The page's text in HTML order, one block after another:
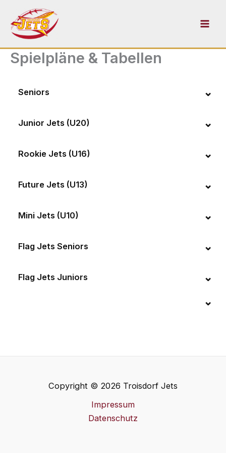
Inhalt
springen
Spielpläne & Tabellen
Seniors
Junior Jets (U20)
Rookie Jets (U16)
Future Jets (U13)
Mini Jets (U10)
Flag Jets Seniors
Flag Jets Juniors
Copyright © 2026 Troisdorf Jets
Impressum
Datenschutz